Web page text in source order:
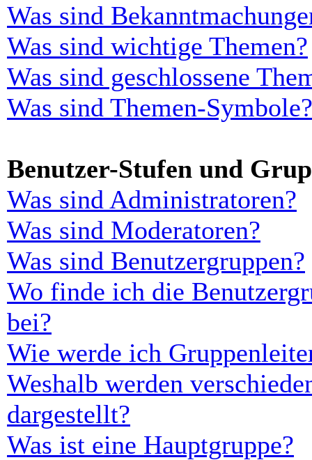
Was sind
Was sind wichtige Themen?
Was sind geschlossene
Was sind Themen-Symbole?
Benutzer-Stufen und
Was sind Administratoren?
Was sind Moderatoren?
Was sind Benutzergruppen?
Wo finde ich die
bei?
Wie werde ich
Weshalb werden
dargestellt?
Was ist eine Hauptgruppe?